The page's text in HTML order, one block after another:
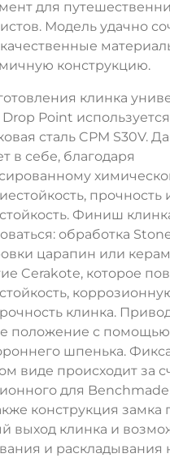
для
Модель удачно
конструкцию.
клинка
Point
сталь CPM S30V.
в себе, благодаря
прочность
Финиш
обработка
царапин или
Cerakote, которое
клинка.
положение с помощью
шпенька.
виде происходит за
для Benchmade
конструкция замка
выход клинка и
и раскладывания
НЕТ